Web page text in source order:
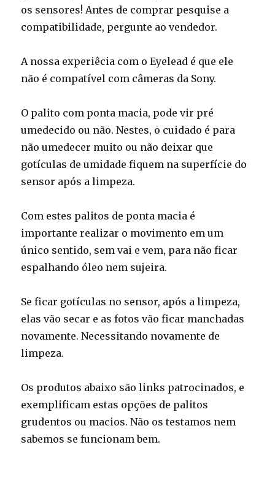
os sensores! Antes de comprar pesquise a
compatibilidade, pergunte ao vendedor.
A nossa experiêcia com o Eyelead é que ele
não é compatível com câmeras da Sony.
O palito com ponta macia, pode vir pré
umedecido ou não. Nestes, o cuidado é para
não umedecer muito ou não deixar que
gotículas de umidade fiquem na superfície do
sensor após a limpeza.
Com estes palitos de ponta macia é
importante realizar o movimento em um
único sentido, sem vai e vem, para não ficar
espalhando óleo nem sujeira.
Se ficar gotículas no sensor, após a limpeza,
elas vão secar e as fotos vão ficar manchadas
novamente. Necessitando novamente de
limpeza.
Os produtos abaixo são links patrocinados, e
exemplificam estas opções de palitos
grudentos ou macios. Não os testamos nem
sabemos se funcionam bem.